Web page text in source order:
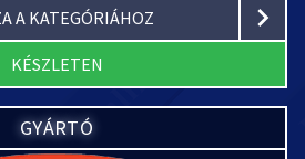
A KATEGÓRIÁHOZ
KÉSZLETEN
GYÁRTÓ